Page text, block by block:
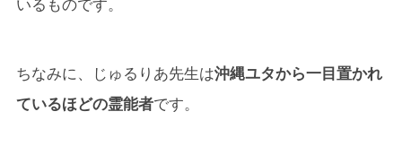
いるものです。
ちなみに、じゅるりあ先生は沖縄ユタから一目置かれ
ているほどの霊能者です。